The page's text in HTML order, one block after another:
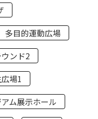
多目的運動広場
ンド2
場1
ム展示ホール